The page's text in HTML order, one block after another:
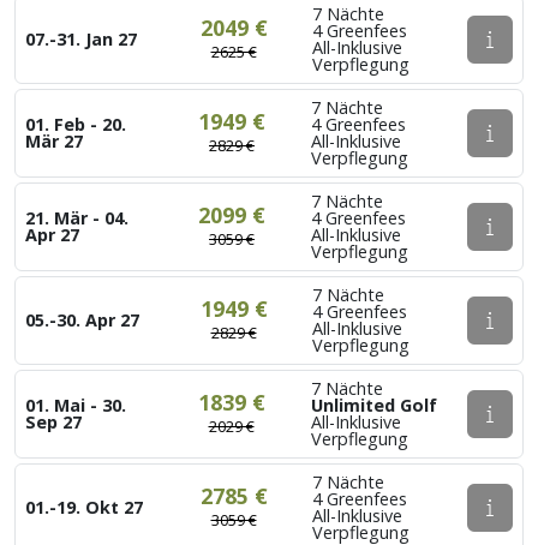
07.-31. Jan 27 2049 €
2625 €
7 Nächte
4 Greenfees
All-Inklusive
Verpflegung
01. Feb - 20.
Mär 27
1949 €
2829 €
7 Nächte
4 Greenfees
All-Inklusive
Verpflegung
21. Mär - 04.
Apr 27
2099 €
3059 €
7 Nächte
4 Greenfees
All-Inklusive
Verpflegung
05.-30. Apr 27 1949 €
2829 €
7 Nächte
4 Greenfees
All-Inklusive
Verpflegung
01. Mai - 30.
Sep 27
1839 €
2029 €
7 Nächte
Unlimited Golf
All-Inklusive
Verpflegung
01.-19. Okt 27 2785 €
3059 €
7 Nächte
4 Greenfees
All-Inklusive
Verpflegung